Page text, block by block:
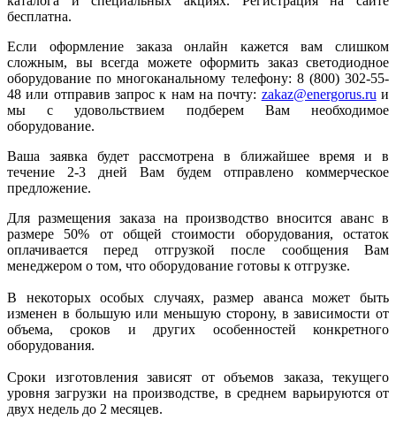
бесплатна.
Если оформление заказа онлайн кажется вам слишком
сложным, вы всегда можете оформить заказ светодиодное
оборудование по многоканальному телефону: 8 (800) 302-55-
48 или отправив запрос к нам на почту: zakaz@energorus.ru и
мы с удовольствием подберем Вам необходимое
оборудование.
Ваша заявка будет рассмотрена в ближайшее время и в
течение 2-3 дней Вам будем отправлено коммерческое
предложение.
Для размещения заказа на производство вносится аванс в
размере 50% от общей стоимости оборудования, остаток
оплачивается перед отгрузкой после сообщения Вам
менеджером о том, что оборудование готовы к отгрузке.
В некоторых особых случаях, размер аванса может быть
изменен в большую или меньшую сторону, в зависимости от
объема, сроков и других особенностей конкретного
оборудования.
Сроки изготовления зависят от объемов заказа, текущего
уровня загрузки на производстве, в среднем варьируются от
двух недель до 2 месяцев.